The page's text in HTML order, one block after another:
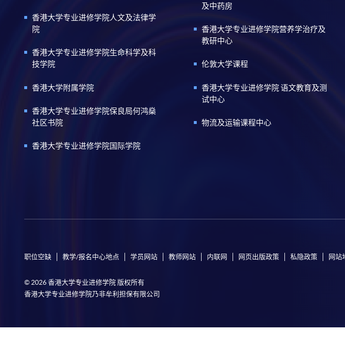
香港大学专业进修学院人文及法律学
院
香港大学专业进修学院生命科学及科
技学院
香港大学附属学院
香港大学专业进修学院保良局何鸿燊
社区书院
香港大学专业进修学院国际学院
及中药房
香港大学专业进修学院营养学治疗及
教研中心
伦敦大学课程
香港大学专业进修学院 语文教育及测
试中心
物流及运输课程中心
职位空缺 教学/报名中心地点 学员网站 教师网站 内联网 网页出版政策 私隐政策 网站
© 2026 香港大学专业进修学院 版权所有
香港大学专业进修学院乃非牟利担保有限公司